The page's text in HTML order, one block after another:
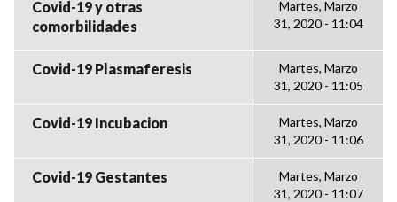
Covid-19 y otras
comorbilidades
Martes, Marzo
31, 2020 - 11:04
Covid-19 Plasmaferesis
Martes, Marzo
31, 2020 - 11:05
Covid-19 Incubacion
Martes, Marzo
31, 2020 - 11:06
Covid-19 Gestantes
Martes, Marzo
31, 2020 - 11:07